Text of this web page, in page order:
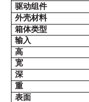
驱动组件
外壳材料
箱体类型
输入
高
宽
深
重
表面